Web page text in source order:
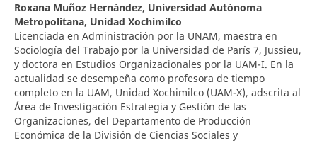
Roxana Muñoz Hernández, Universidad Autónoma
Metropolitana, Unidad Xochimilco
Licenciada en Administración por la UNAM, maestra en
Sociología del Trabajo por la Universidad de París 7, Jussieu,
y doctora en Estudios Organizacionales por la UAM-I. En la
actualidad se desempeña como profesora de tiempo
completo en la UAM, Unidad Xochimilco (UAM-X), adscrita al
Área de Investigación Estrategia y Gestión de las
Organizaciones, del Departamento de Producción
Económica de la División de Ciencias Sociales y